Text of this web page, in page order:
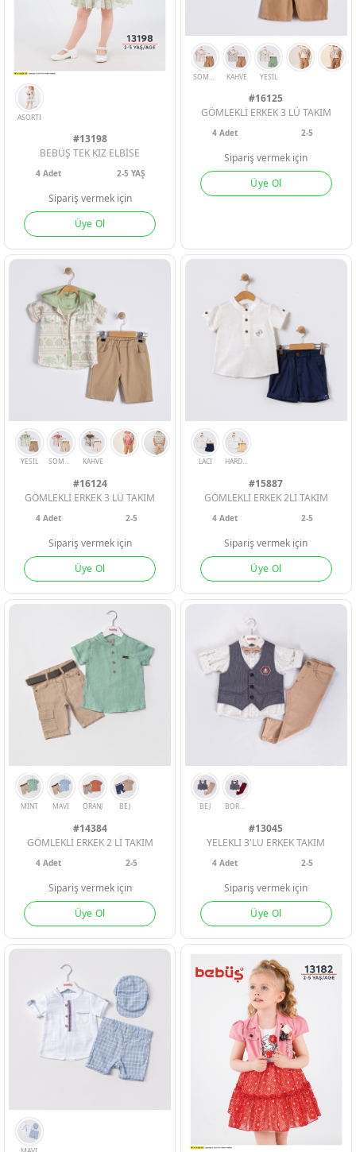
SARI KIRMIZI PEMBE SOMON
#13198
BEBÜŞ TEK KIZ ELBİSE
4Adet 2-5 YAŞ
Sipariş vermek için
Üye Ol
SOMON KAHVE YESIL
#16125
GÖMLEKLİ ERKEK 3 LÜ TAKIM
4 Adet 2-5
Sipariş vermek için
Üye Ol
#16124
GÖMLEKLİ ERKEK 3 LÜ TAKIM
4Adet 2-5
Sipariş vermek için
Üye Ol
#15887
GÖMLEKLİ ERKEK 2Lİ TAKIM
4 Adet 2-5
Sipariş vermek için
Üye Ol
#14384
GÖMLEKLİ ERKEK 2 Lİ TAKIM
4Adet 2-5
Sipariş vermek için
Üye Ol
#13045
YELEKLI 3'LU ERKEK TAKIM
4 Adet 2-5
Sipariş vermek için
Üye Ol